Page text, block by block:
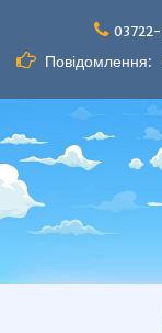
вмісту Повідомлення: